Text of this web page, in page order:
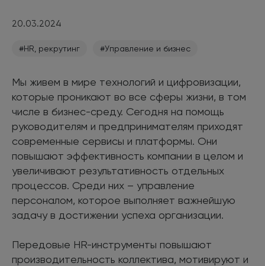
20.03.2024
#HR, рекрутинг #Управление и бизнес
Мы живем в мире технологий и цифровизации,
которые проникают во все сферы жизни, в том
числе в бизнес-среду. Сегодня на помощь
руководителям и предпринимателям приходят
современные сервисы и платформы. Они
повышают эффективность компании в целом и
увеличивают результативность отдельных
процессов. Среди них – управление
персоналом, которое выполняет важнейшую
задачу в достижении успеха организации.
Передовые HR-инструменты повышают
производительность коллектива, мотивируют и